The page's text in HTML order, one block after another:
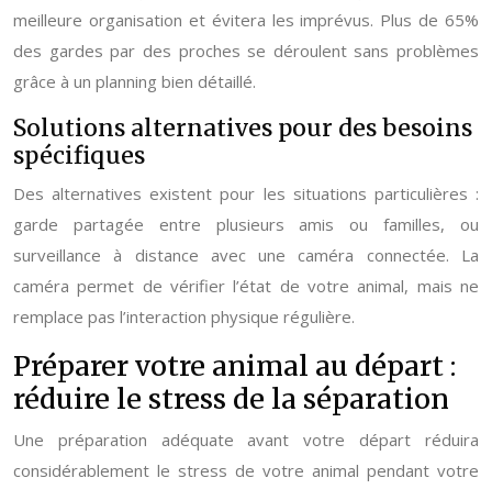
meilleure organisation et évitera les imprévus. Plus de 65%
des gardes par des proches se déroulent sans problèmes
grâce à un planning bien détaillé.
Solutions alternatives pour des besoins
spécifiques
Des alternatives existent pour les situations particulières :
garde partagée entre plusieurs amis ou familles, ou
surveillance à distance avec une caméra connectée. La
caméra permet de vérifier l’état de votre animal, mais ne
remplace pas l’interaction physique régulière.
Préparer votre animal au départ :
réduire le stress de la séparation
Une préparation adéquate avant votre départ réduira
considérablement le stress de votre animal pendant votre